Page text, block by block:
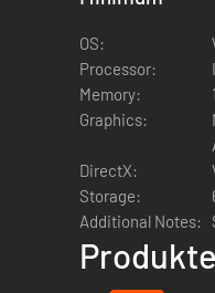
OS:
Processor:
Memory:
Graphics:
DirectX:
Storage:
Additional Notes: